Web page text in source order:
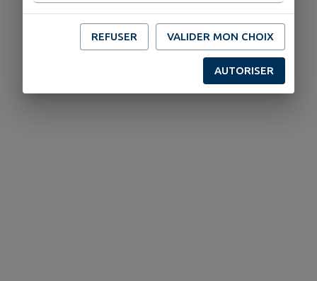
REFUSER VALIDER MON CHOIX
AUTORISER